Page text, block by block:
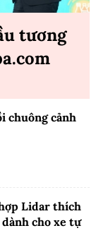
tương
chuông cảnh
Lidar thích
cho xe tự